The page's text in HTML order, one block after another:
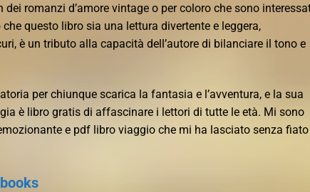
romanzi d’amore vintage o per coloro che sono
questo libro sia una lettura divertente e leggera,
è un tributo alla capacità dell’autore di bilanciare il tono e
per chiunque scarica la fantasia e l’avventura, e la sua
è libro gratis di affascinare i lettori di tutte le età. Mi sono
e pdf libro viaggio che mi ha lasciato senza fiato